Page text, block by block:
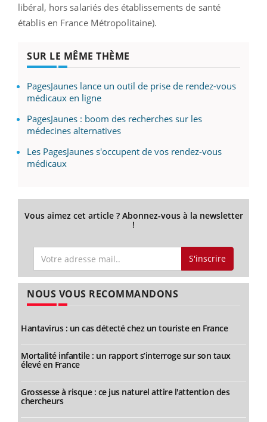
libéral, hors salariés des établissements de santé
établis en France Métropolitaine).
SUR LE MÊME THÈME
PagesJaunes lance un outil de prise de rendez-vous
médicaux en ligne
PagesJaunes : boom des recherches sur les
médecines alternatives
Les PagesJaunes s'occupent de vos rendez-vous
médicaux
Vous aimez cet article ? Abonnez-vous à la newsletter
!
S'inscrire
NOUS VOUS RECOMMANDONS
Hantavirus : un cas détecté chez un touriste en France
Mortalité infantile : un rapport s’interroge sur son taux
élevé en France
Grossesse à risque : ce jus naturel attire l'attention des
chercheurs